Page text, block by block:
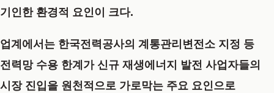
기인한 환경적 요인이 크다.
업계에서는 한국전력공사의 계통관리변전소 지정 등
전력망 수용 한계가 신규 재생에너지 발전 사업자들의
시장 진입을 원천적으로 가로막는 주요 요인으로